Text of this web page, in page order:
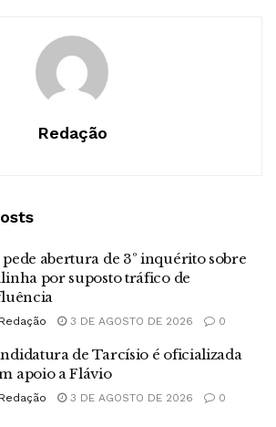
Redação
pede abertura de 3º inquérito sobre
por suposto tráfico de
Redação 3 DE AGOSTO DE 2026 0
de Tarcísio é oficializada
apoio a Flávio
Redação 3 DE AGOSTO DE 2026 0